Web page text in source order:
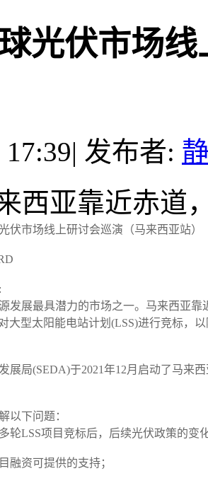
光伏市场
| 发布者:
西亚靠近赤道
伏市场线上研讨会巡演（马来西亚站）
发展最具潜力的市场之一。马来西亚
大型太阳能电站计划(LSS)进行竞标，
展局(SEDA)于2021年12月启动了马来
以下问题：
轮LSS项目竞标后，后续光伏政策的变
融资可提供的支持；